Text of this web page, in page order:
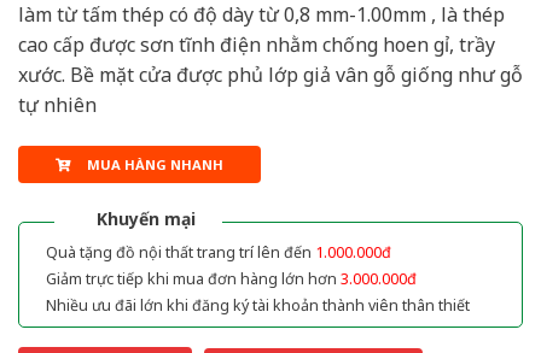
làm từ tấm thép có độ dày từ 0,8 mm-1.00mm , là thép
cao cấp được sơn tĩnh điện nhằm chống hoen gỉ, trầy
xước. Bề mặt cửa được phủ lớp giả vân gỗ giống như gỗ
tự nhiên
MUA HÀNG NHANH
Khuyến mại
Quà tặng đồ nội thất trang trí lên đến 1.000.000đ
Giảm trực tiếp khi mua đơn hàng lớn hơn 3.000.000đ
Nhiều ưu đãi lớn khi đăng ký tài khoản thành viên thân thiết